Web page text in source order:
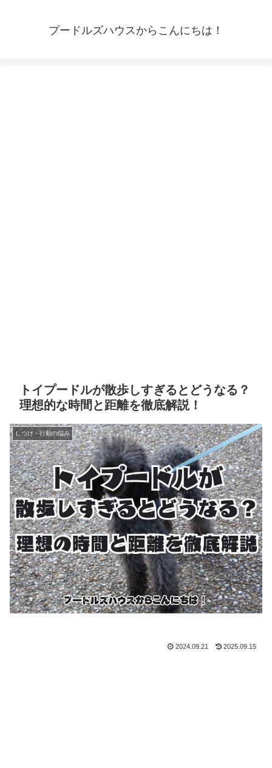
プードルズハウスからこんにちは！
トイプードルが散歩しすぎるとどうなる？
理想的な時間と距離を徹底解説！
しつけ・行動の悩み
2024.09.21 2025.09.15